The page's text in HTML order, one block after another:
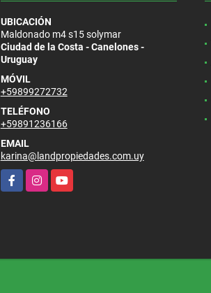
UBICACIÓN
Maldonado m4 s15 solymar
Ciudad de la Costa - Canelones -
Uruguay
MÓVIL
+59899272732
TELÉFONO
+59891236166
EMAIL
karina@landpropiedades.com.uy
FacebookInstagramYouTube